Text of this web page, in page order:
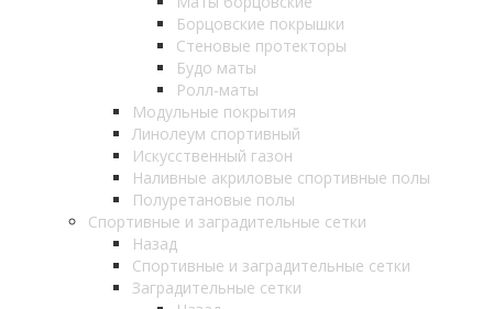
Борцовские покрышки
Стеновые протекторы
Будо маты
Ролл-маты
Модульные покрытия
Линолеум спортивный
Искусственный газон
Наливные акриловые спортивные полы
Полуретановые полы
Спортивные и заградительные сетки
Назад
Спортивные и заградительные сетки
Заградительные сетки